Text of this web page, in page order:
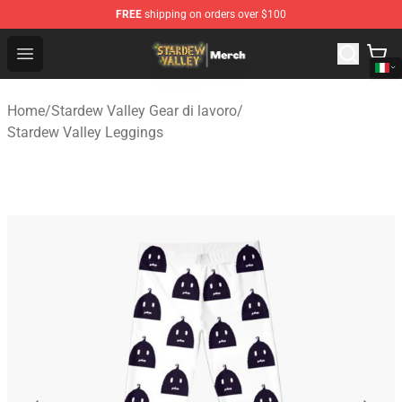
FREE shipping on orders over $100
Open menu
Stardew Valley Store - Official Stardew Valley
Home/Stardew Valley Gear di lavoro/
Stardew Valley Leggings